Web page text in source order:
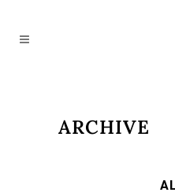
ARCHIVE